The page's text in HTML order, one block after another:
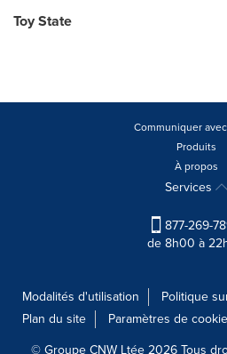
Toy State
Communiquer
Produits
À propos
Services
877-269-
de 8h00 à
Modalités d'utilisation
Politique
Plan du site
Paramètres de
© Groupe CNW Ltée 2026 Tous